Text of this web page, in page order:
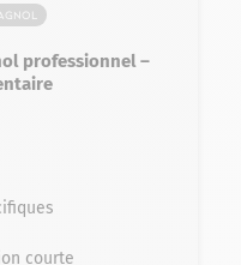
professionnel –
courte